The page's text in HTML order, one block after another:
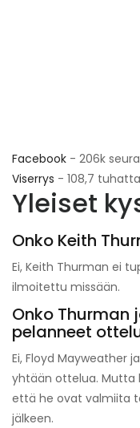
Facebook - 206k
Viserrys - 108,7
Yleiset
Onko Keith
Ei, Keith Thurman ei
ilmoitettu missään.
Onko Thurman
pelanneet
Ei, Floyd Mayweather
yhtään ottelua. Mutta
että he ovat valmiita
jälkeen.